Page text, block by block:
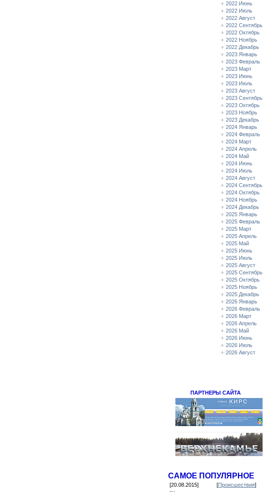
2022 Июнь
2022 Июль
2022 Август
2022 Сентябрь
2022 Октябрь
2022 Ноябрь
2022 Декабрь
2023 Январь
2023 Февраль
2023 Март
2023 Июнь
2023 Июль
2023 Август
2023 Сентябрь
2023 Октябрь
2023 Ноябрь
2023 Декабрь
2024 Январь
2024 Февраль
2024 Март
2024 Апрель
2024 Май
2024 Июнь
2024 Июль
2024 Август
2024 Сентябрь
2024 Октябрь
2024 Ноябрь
2024 Декабрь
2025 Январь
2025 Февраль
2025 Март
2025 Апрель
2025 Май
2025 Июнь
2025 Июль
2025 Август
2025 Сентябрь
2025 Октябрь
2025 Ноябрь
2025 Декабрь
2026 Январь
2026 Февраль
2026 Март
2026 Апрель
2026 Май
2026 Июнь
2026 Июль
2026 Август
ПАРТНЕРЫ САЙТА
САМОЕ ПОПУЛЯРНОЕ
[20.08.2015] [Происшествия]